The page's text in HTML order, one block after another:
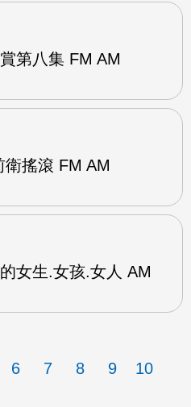
第八集 FM AM
衛搖滾 FM AM
女生.女孩.女人 AM
6 7 8 9
10